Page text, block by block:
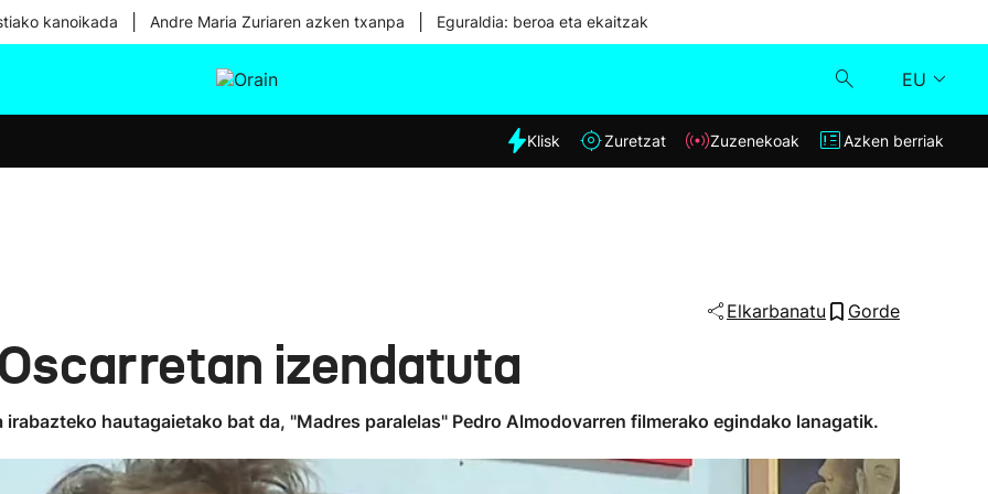
kanoikada Andre Maria Zuriaren azken txanpa Eguraldia: beroa eta ekaitzak
EU
Eguraldia
Klisk
Klisk Zuretzat Zuzenekoak Azken berriak
Elkarbanatu Gorde
izendatuta
hautagaietako bat da, "Madres paralelas" Pedro Almodovarren filmerako egindako lanagatik.